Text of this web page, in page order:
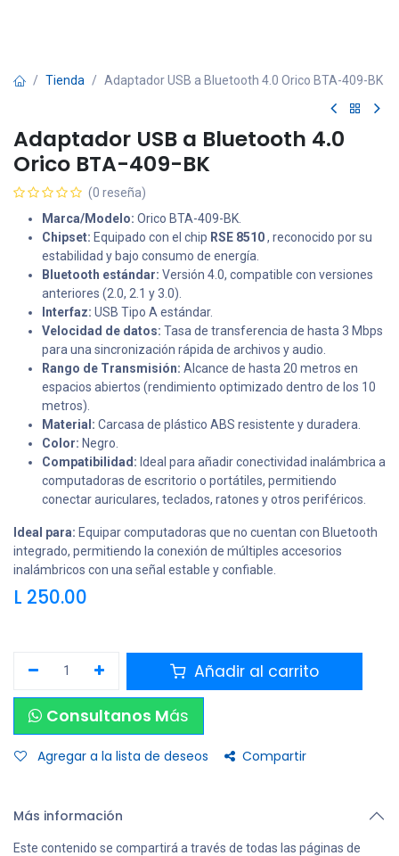
Tienda Adaptador USB a Bluetooth 4.0 Orico BTA-409-BK
Adaptador USB a Bluetooth 4.0
Orico BTA-409-BK
(0 reseña)
Marca/Modelo: Orico BTA-409-BK.
Chipset: Equipado con el chip RSE 8510, reconocido por su
estabilidad y bajo consumo de energía.
Bluetooth estándar: Versión 4.0, compatible con versiones
anteriores (2.0, 2.1 y 3.0).
Interfaz: USB Tipo A estándar.
Velocidad de datos: Tasa de transferencia de hasta 3 Mbps
para una sincronización rápida de archivos y audio.
Rango de Transmisión: Alcance de hasta 20 metros en
espacios abiertos (rendimiento optimizado dentro de los 10
metros).
Material: Carcasa de plástico ABS resistente y duradera.
Color: Negro.
Compatibilidad: Ideal para añadir conectividad inalámbrica a
computadoras de escritorio o portátiles, permitiendo
conectar auriculares, teclados, ratones y otros periféricos.
Ideal para: Equipar computadoras que no cuentan con Bluetooth
integrado, permitiendo la conexión de múltiples accesorios
inalámbricos con una señal estable y confiable.
L 250.00
Añadir al carrito
Consultanos Más
Agregar a la lista de deseos Compartir
Más información
Este contenido se compartirá a través de todas las páginas de